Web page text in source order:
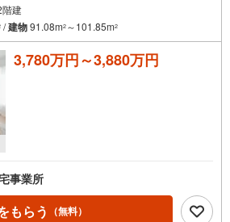
建
/建物91.08m2 ～101.85m2
3,780万円～3,880万円
事業所
もらう （無料）